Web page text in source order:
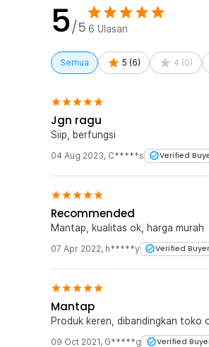
Rincian yang Anda dapatkan
1 x Taffware Solder
5/5 6 Ulasan
Semua 5 (6) 4 (0)
Jgn ragu
Siip, berfungsi
04 Aug 2023, C*****s Verified
Recommended
Mantap, kualitas ok, harga murah
07 Apr 2022, h*****y Verified Buyer
Mantap
Produk keren, dibandingkan toko
09 Oct 2021, G*****g Verified